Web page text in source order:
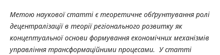
Метою наукової статті є теоретичне обґрунтування ролі
децентралізації в теорії регіонального розвитку як
концептуальної основи формування економічних механізмів
управління трансформаційними процесами. У статті